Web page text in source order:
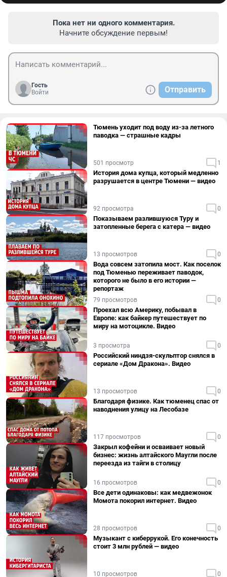
Пока нет ни одного комментария.
Начните обсуждение первым!
Гость
Войти
Отправить
Тюмень уходит под воду из-за летного
паводка — страшные кадры
501 просмотр 1
История дома купца, который медленно
разрушается в центре Тюмени — видео
92 просмотра 0
Показываем разлившуюся Туру и
затопленные берега с катера — видео
13 просмотров 0
Вода совсем затопила мост. Как поселок
под Тюменью переживает паводок,
которого не было в его истории —
репортаж
79 просмотров 0
Проехал всю Америку, побывал в
Европе: как байкер путешествует по
миру на мотоцикле. Видео
3 просмотра 0
Российский ниндзя-скульптор снялся в
сериале «Дом Дракона». Видео
13 просмотров 0
Благодаря физике. Как тюменец спас от
наводнения улицу на Лесобазе
117 просмотров 0
Закрыл кофейни и осваивает новый
бизнес: жизнь алтайского Маугли после
переезда из тайги в столицу
16 просмотров 0
Все дети одинаковы: как медвежонок
Момота покорил интернет. Видео
28 просмотров 0
Музыкант с киберрукой. Его конечность
стоит 3 млн рублей — видео
10 просмотров 0